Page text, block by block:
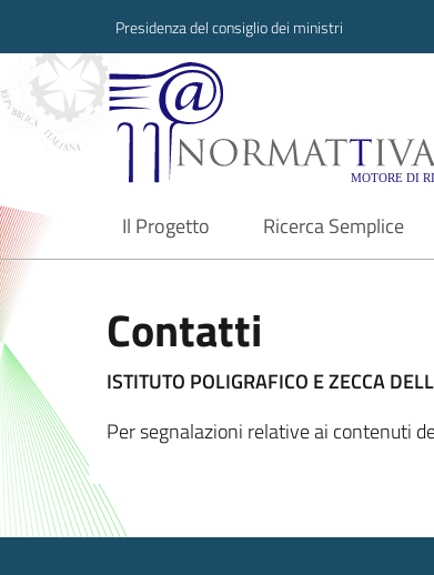
Presidenza del consiglio dei ministri
Normattiva
Il Progetto
current Ricerca Semplice
Contatti
ISTITUTO POLIGRAFICO E ZECCA
Per segnalazioni relative ai contenuti